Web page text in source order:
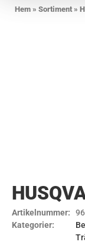
Hem » Sortiment»
Artikelnummer:
Kategorier: